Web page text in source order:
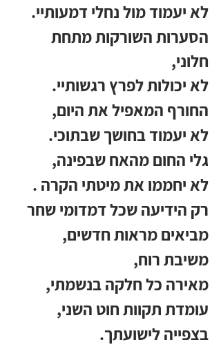
לא יעמוד מול נחלי דמעותיי.
הסערות השורקות מתחת
חלוני,
לא יכולות לפרץ רגשותיי.
החורף המאפיל את היום,
לא יעמוד בחושך שבתוכי.
גלי החום מהאח שבפינה,
לא יחממו את מיטתי הקרה .
רק הידיעה שכל דמדומי שחר
מביאים מראות חדשים,
משיבת רוח,
מאירה כל חלקה בנשמתי,
עומדת תקוות חוט השני,
בצפייה לישועתך.